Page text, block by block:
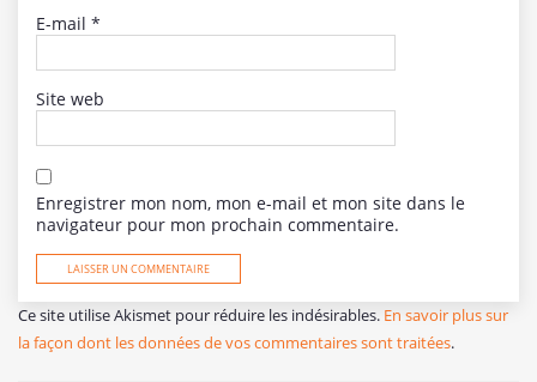
E-mail *
Site web
Enregistrer mon nom, mon e-mail et mon site dans le
navigateur pour mon prochain commentaire.
Ce site utilise Akismet pour réduire les indésirables. En savoir plus sur
la façon dont les données de vos commentaires sont traitées.